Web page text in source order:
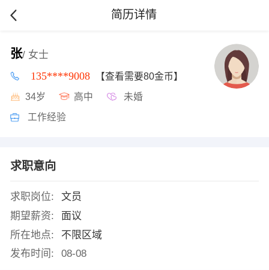
简历详情
张/ 女士
135****9008 【查看需要80金币】
34岁 高中 未婚
工作经验
求职意向
求职岗位:
文员
期望薪资:
面议
所在地点:
不限区域
发布时间:
08-08